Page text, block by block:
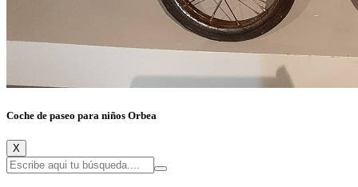
Coche de paseo para niños Orbea
X